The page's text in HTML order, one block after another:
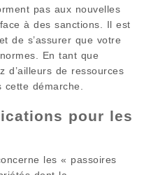
pas aux nouvelles
à des sanctions. Il est
de s’assurer que votre
En tant que
d’ailleurs de ressources
démarche.
pour les
les « passoires